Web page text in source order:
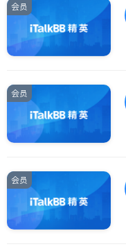
会员
会员
会员